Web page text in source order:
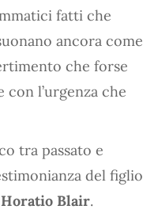
fatti che
ancora come
che forse
l’urgenza che
tra passato e
del figlio
Blair.